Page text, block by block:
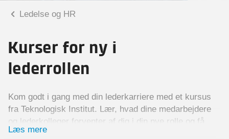
Ledelse og HR
Kurser for ny i
lederrollen
Kom godt i gang med din lederkarriere med et kursus
fra Teknologisk Institut. Lær, hvad dine medarbejdere
og lederkolleger forventer af dig i din nye rolle og få
redskaber til at håndtere overgangen fra medarbejder
Læs mere